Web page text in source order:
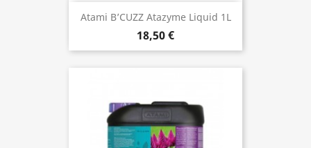
Atami B’CUZZ Atazyme Liquid 1L
18,50 €